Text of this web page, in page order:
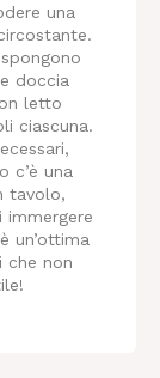
una
doccia
letto
ciascuna.
c’è una
tavolo,
un’ottima
che non